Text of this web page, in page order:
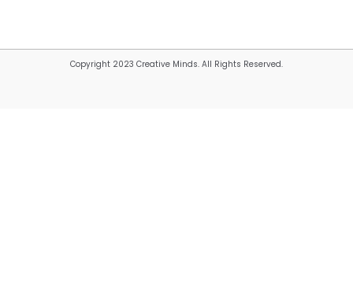
Copyright 2023 Creative Minds. All Rights Reserved.